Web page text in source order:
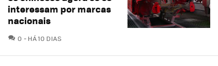
interessam por marcas
nacionais
0 COMENTÁRIOS
HÁ 10 DIAS